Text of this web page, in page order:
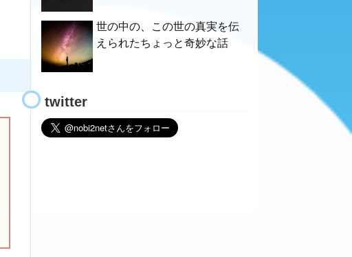
世の中の、この世の真実を伝
えられたちょっと奇妙な話
twitter